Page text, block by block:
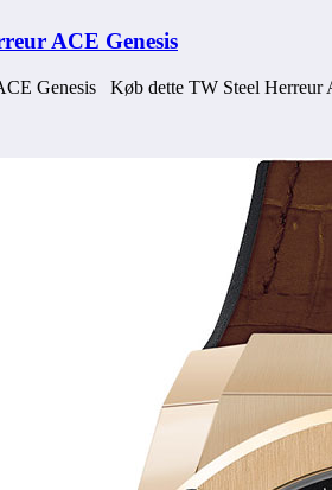
ACE Genesis
Genesis Køb dette TW Steel